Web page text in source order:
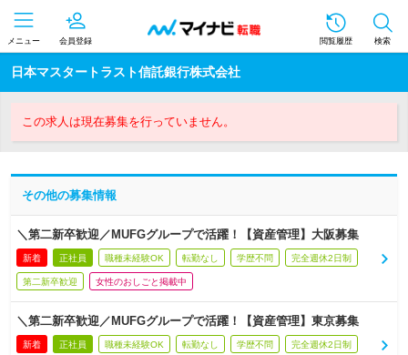
メニュー 会員登録 閲覧履歴 検索
日本マスタートラスト信託銀行株式会社
この求人は現在募集を行っていません。
その他の募集情報
＼第二新卒歓迎／MUFGグループで活躍！【資産管理】大阪募集
新着 正社員 職種未経験OK 転勤なし 学歴不問 完全週休2日制
第二新卒歓迎 女性のおしごと掲載中
＼第二新卒歓迎／MUFGグループで活躍！【資産管理】東京募集
新着 正社員 職種未経験OK 転勤なし 学歴不問 完全週休2日制